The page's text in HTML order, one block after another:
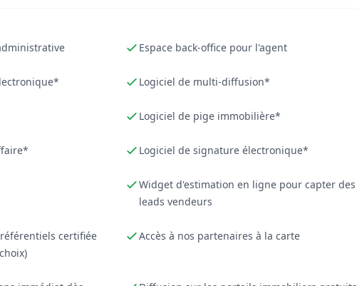
Espace back-office pour l'agent
Logiciel de multi-diffusion*
Logiciel de pige immobilière*
Logiciel de signature électronique*
Widget d'estimation en ligne pour capter des
leads vendeurs
certifiée
Accès à nos partenaires à la carte